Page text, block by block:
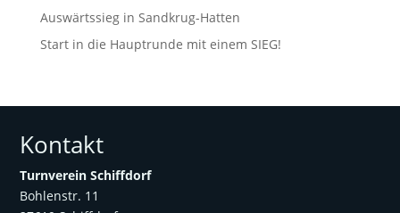
Auswärtssieg in Sandkrug-Hatten
Start in die Hauptrunde mit einem SIEG!
Kontakt
Turnverein Schiffdorf
Bohlenstr. 11